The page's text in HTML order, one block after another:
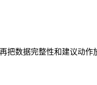
把数据完整性和建议动作